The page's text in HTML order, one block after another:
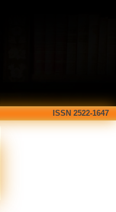
ISSN 2522-1647